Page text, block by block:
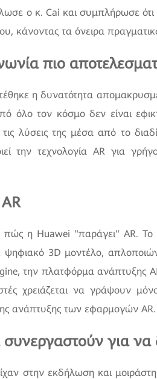
ο κ. Cai και συμπλήρωσε ότι
κάνοντας τα όνειρα
πιο
η δυνατότητα
όλο τον κόσμο δεν είναι
λύσεις της μέσα από το
την τεχνολογία AR για
η Huawei "παράγει" AR. Το
3D μοντέλο,
την πλατφόρμα ανάπτυξης
χρειάζεται να γράψουν
ανάπτυξης των εφαρμογών AR.
συνεργαστούν για
στην εκδήλωση και